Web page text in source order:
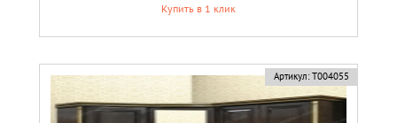
Купить в 1 клик
Артикул: Т004055